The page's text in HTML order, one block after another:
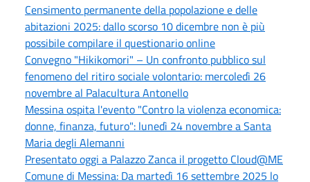
Censimento permanente della popolazione e delle
abitazioni 2025: dallo scorso 10 dicembre non è più
possibile compilare il questionario online
Convegno "Hikikomori" – Un confronto pubblico sul
fenomeno del ritiro sociale volontario: mercoledì 26
novembre al Palacultura Antonello
Messina ospita l'evento "Contro la violenza economica:
donne, finanza, futuro": lunedì 24 novembre a Santa
Maria degli Alemanni
Presentato oggi a Palazzo Zanca il progetto Cloud@ME
Comune di Messina: Da martedì 16 settembre 2025 lo